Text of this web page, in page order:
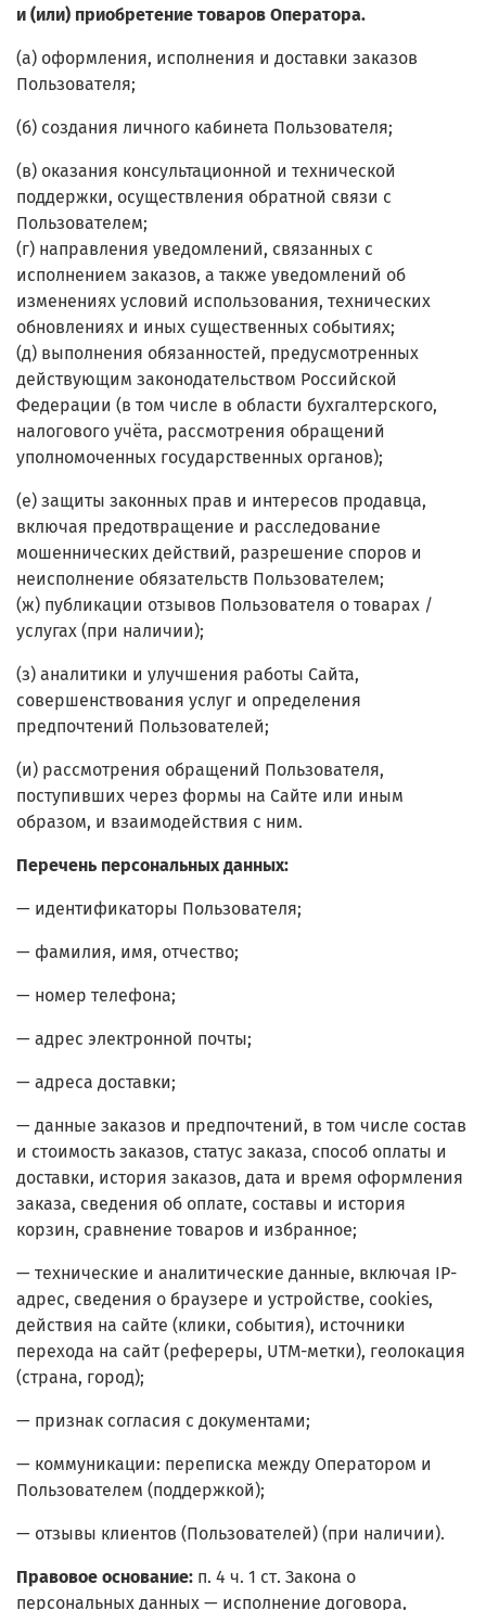
и (или) приобретение товаров Оператора.
(а) оформления, исполнения и доставки заказов
Пользователя;
(б) создания личного кабинета Пользователя;
(в) оказания консультационной и технической
поддержки, осуществления обратной связи с
Пользователем;
(г) направления уведомлений, связанных с
исполнением заказов, а также уведомлений об
изменениях условий использования, технических
обновлениях и иных существенных событиях;
(д) выполнения обязанностей, предусмотренных
действующим законодательством Российской
Федерации (в том числе в области бухгалтерского,
налогового учёта, рассмотрения обращений
уполномоченных государственных органов);
(е) защиты законных прав и интересов продавца,
включая предотвращение и расследование
мошеннических действий, разрешение споров и
неисполнение обязательств Пользователем;
(ж) публикации отзывов Пользователя о товарах /
услугах (при наличии);
(з) аналитики и улучшения работы Сайта,
совершенствования услуг и определения
предпочтений Пользователей;
(и) рассмотрения обращений Пользователя,
поступивших через формы на Сайте или иным
образом, и взаимодействия с ним.
Перечень персональных данных:
— идентификаторы Пользователя;
— фамилия, имя, отчество;
— номер телефона;
— адрес электронной почты;
— адреса доставки;
— данные заказов и предпочтений, в том числе состав
и стоимость заказов, статус заказа, способ оплаты и
доставки, история заказов, дата и время оформления
заказа, сведения об оплате, составы и история
корзин, сравнение товаров и избранное;
— технические и аналитические данные, включая IP-
адрес, сведения о браузере и устройстве, сookies,
действия на сайте (клики, события), источники
перехода на сайт (рефереры, UTM-метки), геолокация
(страна, город);
— признак согласия с документами;
— коммуникации: переписка между Оператором и
Пользователем (поддержкой);
— отзывы клиентов (Пользователей) (при наличии).
Правовое основание: п. 4 ч. 1 ст. Закона о
персональных данных — исполнение договора,